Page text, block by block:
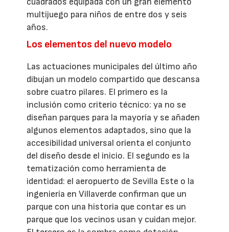
multijuego para niños de entre dos y seis
años.
Los elementos del nuevo modelo
Las actuaciones municipales del último año
dibujan un modelo compartido que descansa
sobre cuatro pilares. El primero es la
inclusión como criterio técnico: ya no se
diseñan parques para la mayoría y se añaden
algunos elementos adaptados, sino que la
accesibilidad universal orienta el conjunto
del diseño desde el inicio. El segundo es la
tematización como herramienta de
identidad: el aeropuerto de Sevilla Este o la
ingeniería en Villaverde confirman que un
parque con una historia que contar es un
parque que los vecinos usan y cuidan mejor.